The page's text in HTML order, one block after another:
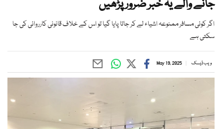
جانے والے یہ خبر ضرور پڑھیں
اگر کوئی مسافر ممنوعہ اشیاء لے کر جاتا پایا گیا تو اس کے خلاف قانونی کارروائی کی جا
سکتی ہے
ویب ڈیسک May 19, 2025